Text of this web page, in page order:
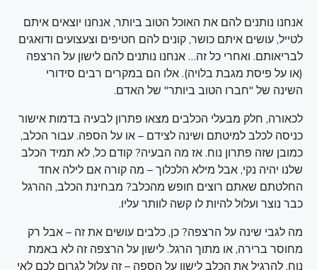
אנחנו נותנים להם את האוכל הטוב ביותר, אנחנו יוצאים איתם
לטייל, עושים איתם כושר, קונים להם חטיפים וצעצועים ודואגים
לבריאותם. ואחרי כל זה… אנחנו נותנים להם לישון על הרצפה
(או על פיסת מגבת בלויה). אלו הם במקרים רבים סידורי
השינה של "חברו הטוב ביותר" של האדם.
לכאורה, חלק מבעלי הכלבים מצאו פתרון לבעיה בדמות אישור
כניסה לכלב למיטתם ושינה לצידם – או על הספה. עבור הכלב,
כמובן שזה פתרון נוח. אז מה הבעיה? קודם כל, לא תמיד הכלב
שלנו יהיה נקי, אבל מילא הלכלוך – מה קורה אם לילה אחד
החלטתם שאתם רוצים חופש מהכלב? מבחינת הכלב, ההרגל
כבר נוצר ועלול להיות לו קשה לוותר עליו.
מה לגבי שינה על הרצפה? כן, כלבים עושים את זה – אבל רק
מחוסר ברירה, או מתוך הרגל. לישון על הרצפה זה לא באמת
נוח. להרגיל את הכלב לישון על הספה – זה עלול לגרום לכם לאי